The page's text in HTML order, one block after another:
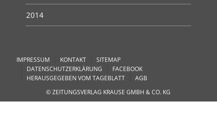
2014
IMPRESSUM KONTAKT
SITEMAP
DATENSCHUTZERKLÄRUNG
FACEBOOK
HERAUSGEGEBEN VOM TAGEBLATT
AGB
© ZEITUNGSVERLAG KRAUSE GMBH & CO. KG